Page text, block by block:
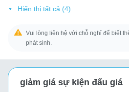
Hiển thị tất cả (4)
Vui lòng liên hệ với chỗ nghỉ để biết
phát sinh.
giảm giá sự kiện đấu giá